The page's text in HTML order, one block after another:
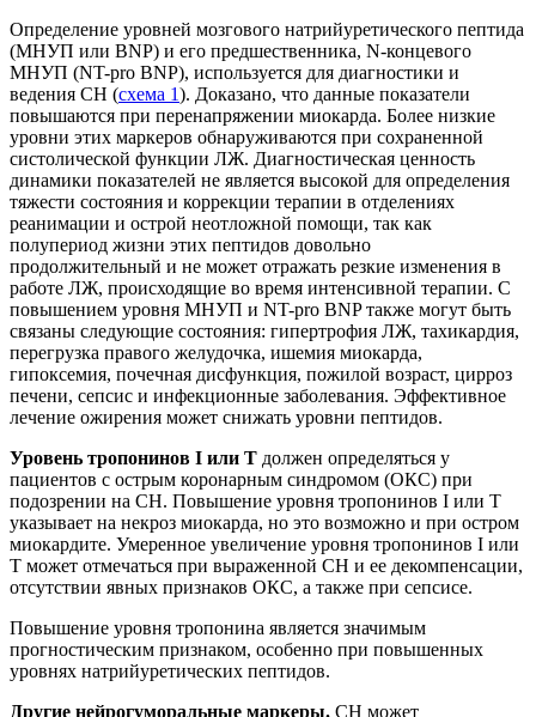
Определение уровней мозгового натрийуретического пептида
(МНУП или BNP) и его предшественника, N-концевого
МНУП (NT-pro BNP), используется для диагностики и
ведения СН (схема 1). Доказано, что данные показатели
повышаются при перенапряжении миокарда. Более низкие
уровни этих маркеров обнаруживаются при сохраненной
систолической функции ЛЖ. Диагностическая ценность
динамики показателей не является высокой для определения
тяжести состояния и коррекции терапии в отделениях
реанимации и острой неотложной помощи, так как
полупериод жизни этих пептидов довольно
продолжительный и не может отражать резкие изменения в
работе ЛЖ, происходящие во время интенсивной терапии. С
повышением уровня МНУП и NT-pro BNP также могут быть
связаны следующие состояния: гипертрофия ЛЖ, тахикардия,
перегрузка правого желудочка, ишемия миокарда,
гипоксемия, почечная дисфункция, пожилой возраст, цирроз
печени, сепсис и инфекционные заболевания. Эффективное
лечение ожирения может снижать уровни пептидов.
Уровень тропонинов I или T должен определяться у
пациентов с острым коронарным синдромом (ОКС) при
подозрении на СН. Повышение уровня тропонинов I или T
указывает на некроз миокарда, но это возможно и при остром
миокардите. Умеренное увеличение уровня тропонинов I или
T может отмечаться при выраженной СН и ее декомпенсации,
отсутствии явных признаков ОКС, а также при сепсисе.
Повышение уровня тропонина является значимым
прогностическим признаком, особенно при повышенных
уровнях натрийуретических пептидов.
Другие нейрогуморальные маркеры. СН может